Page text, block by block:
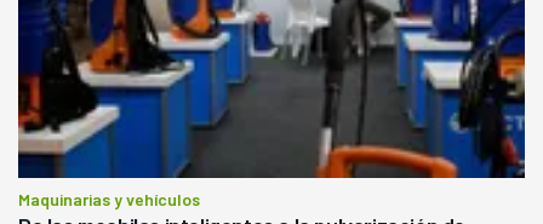
Maquinarias y vehículos